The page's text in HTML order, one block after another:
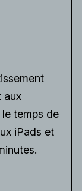
aux
temps de
iPads et